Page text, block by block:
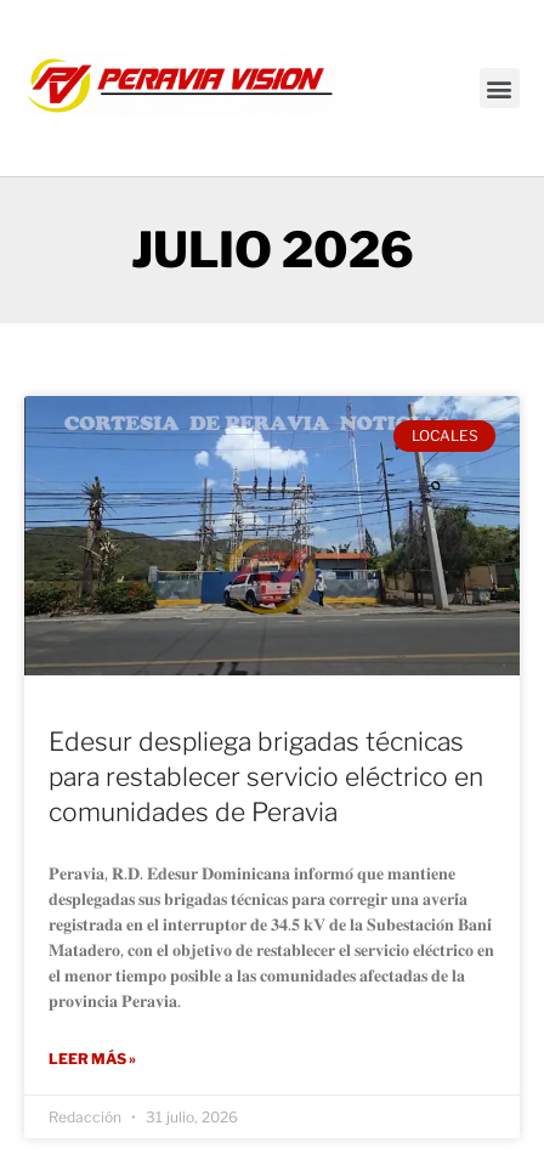
JULIO 2026
LOCALES
Edesur despliega brigadas técnicas
para restablecer servicio eléctrico en
comunidades de Peravia
𝐏𝐞𝐫𝐚𝐯𝐢𝐚, 𝐑.𝐃. 𝐄𝐝𝐞𝐬𝐮𝐫 𝐃𝐨𝐦𝐢𝐧𝐢𝐜𝐚𝐧𝐚 𝐢𝐧𝐟𝐨𝐫𝐦𝐨́ 𝐪𝐮𝐞 𝐦𝐚𝐧𝐭𝐢𝐞𝐧𝐞
𝐝𝐞𝐬𝐩𝐥𝐞𝐠𝐚𝐝𝐚𝐬 𝐬𝐮𝐬 𝐛𝐫𝐢𝐠𝐚𝐝𝐚𝐬 𝐭𝐞́𝐜𝐧𝐢𝐜𝐚𝐬 𝐩𝐚𝐫𝐚 𝐜𝐨𝐫𝐫𝐞𝐠𝐢𝐫 𝐮𝐧𝐚 𝐚𝐯𝐞𝐫𝐢́𝐚
𝐫𝐞𝐠𝐢𝐬𝐭𝐫𝐚𝐝𝐚 𝐞𝐧 𝐞𝐥 𝐢𝐧𝐭𝐞𝐫𝐫𝐮𝐩𝐭𝐨𝐫 𝐝𝐞 𝟑𝟒.𝟓 𝐤𝐕 𝐝𝐞 𝐥𝐚 𝐒𝐮𝐛𝐞𝐬𝐭𝐚𝐜𝐢𝐨́𝐧 𝐁𝐚𝐧𝐢́
𝐌𝐚𝐭𝐚𝐝𝐞𝐫𝐨, 𝐜𝐨𝐧 𝐞𝐥 𝐨𝐛𝐣𝐞𝐭𝐢𝐯𝐨 𝐝𝐞 𝐫𝐞𝐬𝐭𝐚𝐛𝐥𝐞𝐜𝐞𝐫 𝐞𝐥 𝐬𝐞𝐫𝐯𝐢𝐜𝐢𝐨 𝐞𝐥𝐞́𝐜𝐭𝐫𝐢𝐜𝐨 𝐞𝐧
𝐞𝐥 𝐦𝐞𝐧𝐨𝐫 𝐭𝐢𝐞𝐦𝐩𝐨 𝐩𝐨𝐬𝐢𝐛𝐥𝐞 𝐚 𝐥𝐚𝐬 𝐜𝐨𝐦𝐮𝐧𝐢𝐝𝐚𝐝𝐞𝐬 𝐚𝐟𝐞𝐜𝐭𝐚𝐝𝐚𝐬 𝐝𝐞 𝐥𝐚
𝐩𝐫𝐨𝐯𝐢𝐧𝐜𝐢𝐚 𝐏𝐞𝐫𝐚𝐯𝐢𝐚.
LEER MÁS »
Redacción 31 julio, 2026